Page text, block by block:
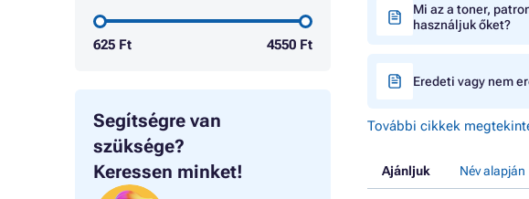
625 Ft 4550 Ft
Segítségre van
szüksége?
Keressen minket!
Mi az a toner,
használjuk őket?
Eredeti vagy nem
További cikkek
Ajánljuk Név alapján